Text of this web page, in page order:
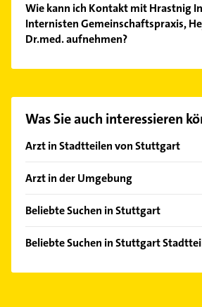
Wie kann ich Kontakt mit Hrastnig
Internisten Gemeinschaftspraxis,
Dr.med. aufnehmen?
Thomas Dr.med. aufzunehmen.
Mail in unserem Kontaktdaten-
Hier finden Sie alle
Kontaktdaten
Was Sie auch interessieren
Arzt in Stadtteilen von Stuttgart
Bad Cannstatt
Botnang
Feuerbach
Heumaden
Arzt in der Umgebung
Leonberg Württemberg
Sindelfingen
Beliebte Suchen in Stuttgart
Fensterbauer
Bestatter
Beliebte Suchen in Stuttgart